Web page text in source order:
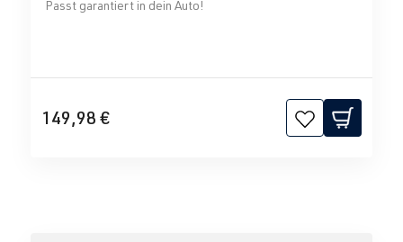
Passt garantiert in dein Auto!
149,98 €